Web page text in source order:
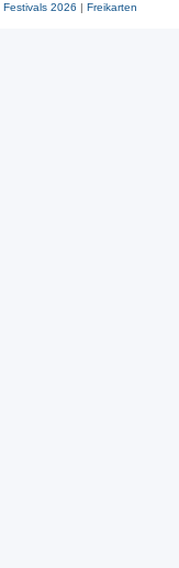
Festivals 2026 | Freikarten